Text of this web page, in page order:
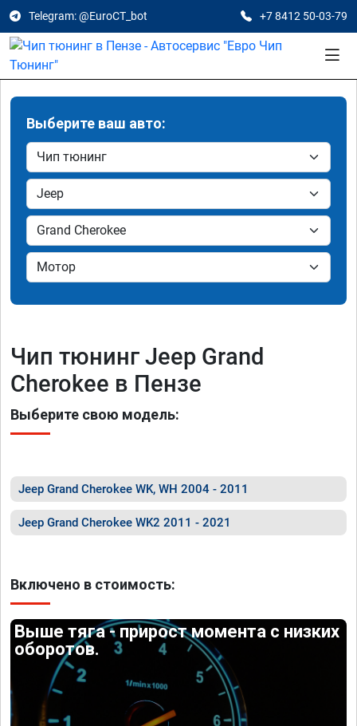
Telegram: @EuroCT_bot +7 8412 50-03-79
Выберите ваш авто:
Чип тюнинг Jeep Grand
Cherokee в Пензе
Выберите свою модель:
Jeep Grand Cherokee WK, WH 2004 - 2011
Jeep Grand Cherokee WK2 2011 - 2021
Включено в стоимость:
Выше тяга - прирост момента с низких
оборотов.